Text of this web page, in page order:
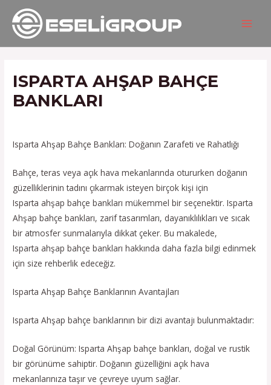
İçeriğe
atla
ISPARTA AHŞAP BAHÇE
BANKLARI
Isparta Ahşap Bahçe Bankları: Doğanın Zarafeti ve Rahatlığı
Bahçe, teras veya açık hava mekanlarında otururken doğanın
güzelliklerinin tadını çıkarmak isteyen birçok kişi için
Isparta ahşap bahçe bankları mükemmel bir seçenektir. Isparta
Ahşap bahçe bankları, zarif tasarımları, dayanıklılıkları ve sıcak
bir atmosfer sunmalarıyla dikkat çeker. Bu makalede,
Isparta ahşap bahçe bankları hakkında daha fazla bilgi edinmek
için size rehberlik edeceğiz.
Isparta Ahşap Bahçe Banklarının Avantajları
Isparta Ahşap bahçe banklarının bir dizi avantajı bulunmaktadır:
Doğal Görünüm: Isparta Ahşap bahçe bankları, doğal ve rustik
bir görünüme sahiptir. Doğanın güzelliğini açık hava
mekanlarınıza taşır ve çevreye uyum sağlar.
Yazı
gezinmesi